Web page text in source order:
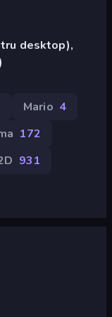
desktop),
Mario 4
172
931